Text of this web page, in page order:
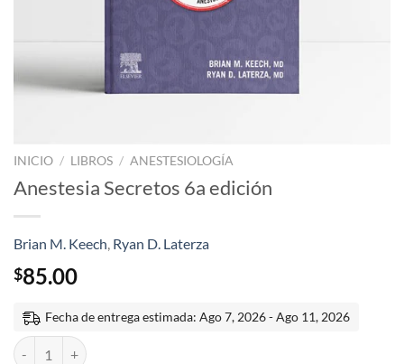
INICIO / LIBROS / ANESTESIOLOGÍA
Anestesia Secretos 6a edición
Brian M. Keech, Ryan D. Laterza
$85.00
Fecha de entrega estimada: Ago 7, 2026 - Ago 11, 2026
Anestesia Secretos 6a edición cantidad